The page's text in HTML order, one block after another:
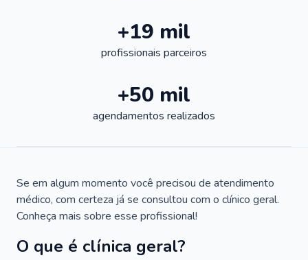
+19 mil
profissionais parceiros
+50 mil
agendamentos realizados
Se em algum momento você precisou de atendimento
médico, com certeza já se consultou com o clínico geral.
Conheça mais sobre esse profissional!
O que é clínica geral?